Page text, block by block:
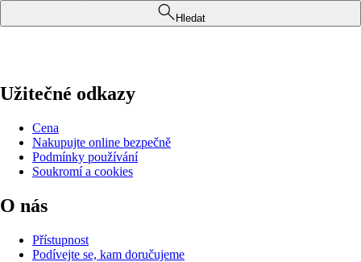
Hledat
Užitečné odkazy
Cena
Nakupujte online bezpečně
Podmínky používání
Soukromí a cookies
O nás
Přístupnost
Podívejte se, kam doručujeme